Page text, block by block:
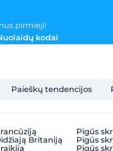
pirmieji!
kodai
Paieškų tendencijos
Britaniją
Pigūs
Pigūs
Pigūs